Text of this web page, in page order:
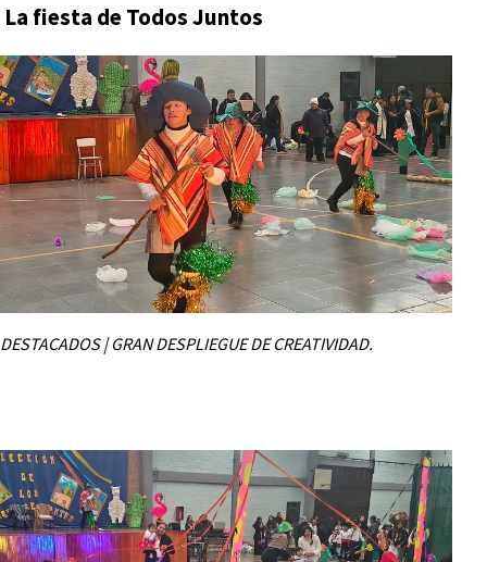
La fiesta de Todos Juntos
DESTACADOS | GRAN DESPLIEGUE DE CREATIVIDAD.